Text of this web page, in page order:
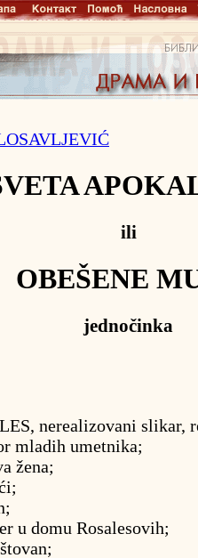
ili
OBEŠENE
jednočinka
nerealizovani slikar,
mladih umetnika;
žena;
u domu Rosalesovih;